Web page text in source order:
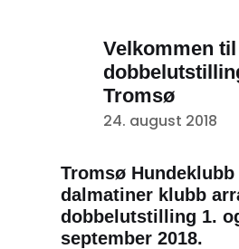
Velkommen til
Tromsø
24. august 2018
Tromsø
dalmatiner klubb
dobbelutstilling 1.
september 2018.